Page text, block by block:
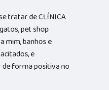
tratar de CLÍNICA
pet shop
mim, banhos e
e
de forma positiva no